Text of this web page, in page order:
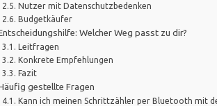
Nutzer mit Datenschutzbedenken
Budgetkäufer
Welcher Weg passt zu dir?
Leitfragen
Konkrete Empfehlungen
Fazit
gestellte Fragen
Kann ich meinen Schrittzähler per Bluetooth mit